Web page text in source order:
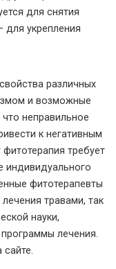
для снятия
для укрепления
различных
и возможные
неправильное
к негативным
требует
индивидуального
фитотерапевты
травами, так
науки,
лечения.